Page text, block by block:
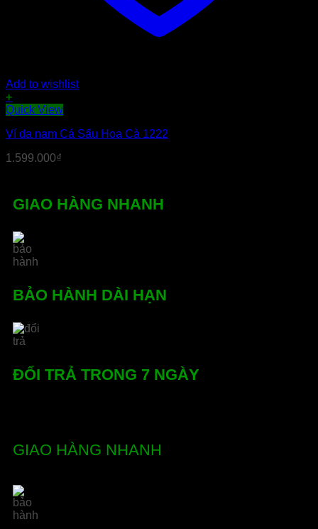
Add to wishlist
+
Sản
này
nhiều
Các
tùy
có
thể
được
trên
trang
phẩm
Quick View
Ví da nam Cá Sấu Hoa Cà 1222
1.599.000₫
GIAO HÀNG NHANH
BẢO HÀNH DÀI HẠN
ĐỔI TRẢ TRONG 7 NGÀY
GIAO HÀNG NHANH